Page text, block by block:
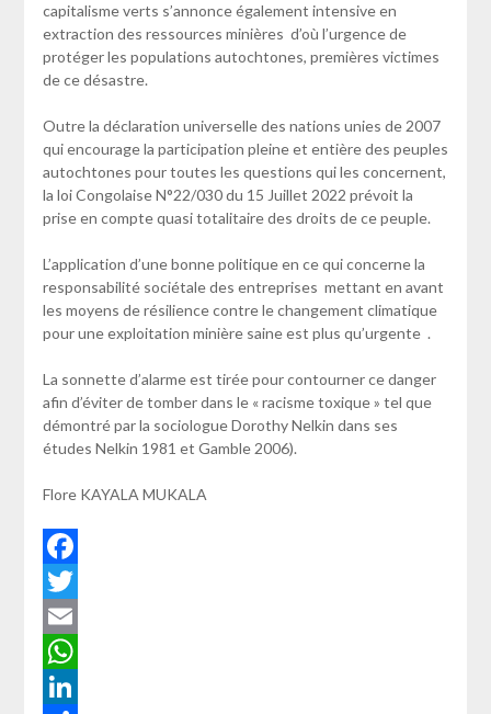
capitalisme verts s’annonce également intensive en
extraction des ressources minières d’où l’urgence de
protéger les populations autochtones, premières victimes
de ce désastre.
Outre la déclaration universelle des nations unies de 2007
qui encourage la participation pleine et entière des peuples
autochtones pour toutes les questions qui les concernent,
la loi Congolaise N°22/030 du 15 Juillet 2022 prévoit la
prise en compte quasi totalitaire des droits de ce peuple.
L’application d’une bonne politique en ce qui concerne la
responsabilité sociétale des entreprises mettant en avant
les moyens de résilience contre le changement climatique
pour une exploitation minière saine est plus qu’urgente .
La sonnette d’alarme est tirée pour contourner ce danger
afin d’éviter de tomber dans le « racisme toxique » tel que
démontré par la sociologue Dorothy Nelkin dans ses
études Nelkin 1981 et Gamble 2006).
Flore KAYALA MUKALA
Facebook
Twitter
Email
WhatsApp